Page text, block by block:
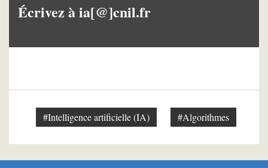
Écrivez à ia[@]cnil.fr
#Intelligence artificielle (IA) #Algorithmes